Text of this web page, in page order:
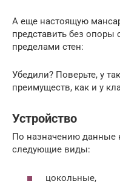
А еще настоящую
представить без опоры
пределами стен:
Убедили? Поверьте, у
преимуществ, как и у
Устройство
По назначению данные
следующие виды:
цокольные,